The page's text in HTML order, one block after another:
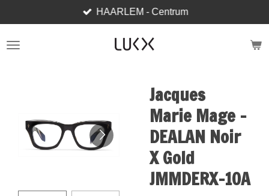
to
main
HAARLEM - Centrum
Jacques
Marie Mage -
DEALAN Noir
X Gold
JMMDERX-10A